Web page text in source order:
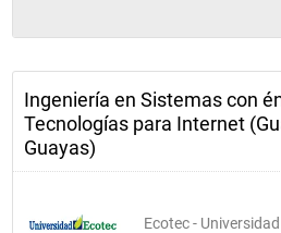
Ingeniería en Sistemas con
Tecnologías para Internet
Guayas)
Ecotec -